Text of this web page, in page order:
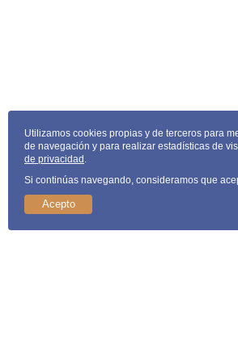
Utilizamos cookies propias y de terceros para
de navegación y para realizar estadísticas de
de privacidad .
Si continúas navegando, consideramos que
Acepto